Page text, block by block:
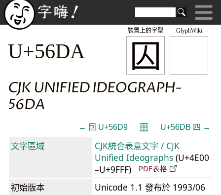
GlyphWiki
囚
裝置上的字型
U+56DA
CJK UNIFIED IDEOGRAPH-
56DA
← 囙 U+56D9 𝄜 U+56DB 四 →
文字區域
CJK統合表意文字 / CJK
Unified Ideographs (U+4E00
–U+9FFF)
PDF表格
初始版本
Unicode 1.1 發布於 1993/06